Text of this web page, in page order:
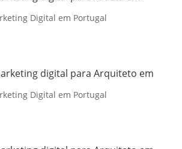
Digital em Portugal
digital para Arquiteto em
Digital em Portugal